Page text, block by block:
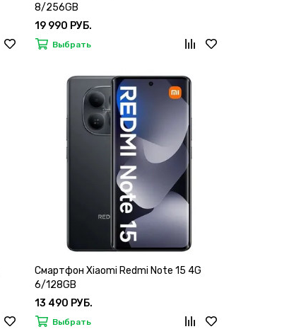
8/256GB
19 990 РУБ.
Выбрать
Смартфон Xiaomi Redmi Note 15 4G
6/128GB
13 490 РУБ.
Выбрать